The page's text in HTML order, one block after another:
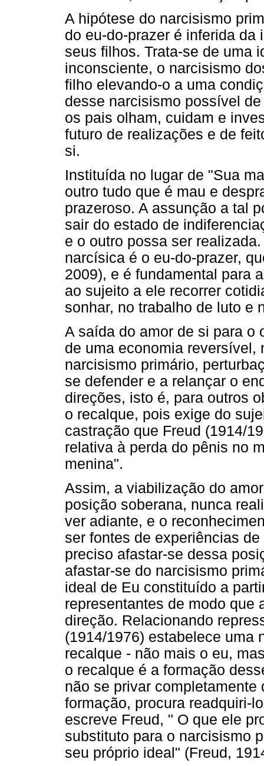
A hipótese do narcisismo
do eu-do-prazer é inferida
seus filhos. Trata-se de uma
inconsciente, o narcisismo
filho elevando-o a uma
desse narcisismo possível
os pais olham, cuidam e
futuro de realizações e de
si.
Instituída no lugar de "Sua
outro tudo que é mau e
prazeroso. A assunção a tal
sair do estado de
e o outro possa ser
narcísica é o eu-do-prazer,
2009), e é fundamental para
ao sujeito a ele recorrer
sonhar, no trabalho de luto e
A saída do amor de si para o
de uma economia reversível,
narcisismo primário,
se defender e a relançar o
direções, isto é, para outros
o recalque, pois exige do
castração que Freud (1914/
relativa à perda do pênis no
menina".
Assim, a viabilização do
posição soberana, nunca
ver adiante, e o
ser fontes de experiências
preciso afastar-se dessa
afastar-se do narcisismo
ideal de Eu constituído a
representantes de modo que
direção. Relacionando
(1914/1976) estabelece uma
recalque - não mais o eu,
o recalque é a formação
não se privar
formação, procura readquiri-
escreve Freud, " O que ele
substituto para o narcisismo
seu próprio ideal" (Freud,